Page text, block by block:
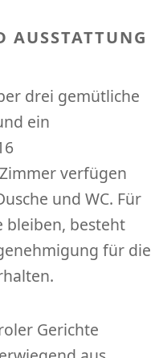
AUSSTATTUNG
drei gemütliche
ein
verfügen
und WC. Für
bleiben, besteht
für die
Gerichte